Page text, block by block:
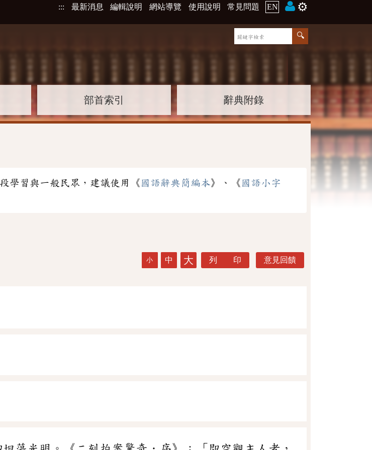
::: 最新消息 編輯說明 網站導覽 使用說明 常見問題 EN ⚙️
部首索引 辭典附錄
學習與一般民眾，建議使用《 國語辭典簡編本》、《 國語小字
小 中 大 列 印 意見回饋